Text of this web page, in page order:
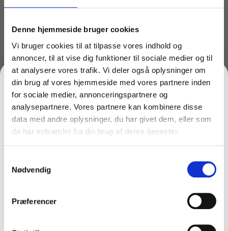
Denne hjemmeside bruger cookies
Vi bruger cookies til at tilpasse vores indhold og
annoncer, til at vise dig funktioner til sociale medier og til
at analysere vores trafik. Vi deler også oplysninger om
din brug af vores hjemmeside med vores partnere inden
for sociale medier, annonceringspartnere og
analysepartnere. Vores partnere kan kombinere disse
data med andre oplysninger, du har givet dem, eller som
de har indsamlet fra din brug af deres tjenester.
Nødvendig
Præferencer
Produktet er pH-neutralt og egnet til næsten alle
vaskbare overflader i hjemmet og virksomheden.
Netop Imi Ammonia hører desuden til blandt de mest
dybderensende universalrengøringsmidler på
markedet. Fantastisk rensestyrke og kan endda
opløse belægninger fra fx nikotin. Sidstnævnte gør
Imi Ammonia er desuden kendetegnet på sin
FÅ 10% PÅ DIN FØRSTE ORDRE